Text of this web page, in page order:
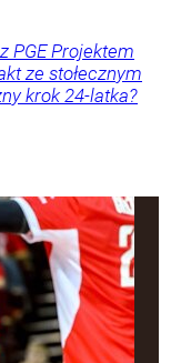
PGE Projektem
ze stołecznym
krok 24-latka?